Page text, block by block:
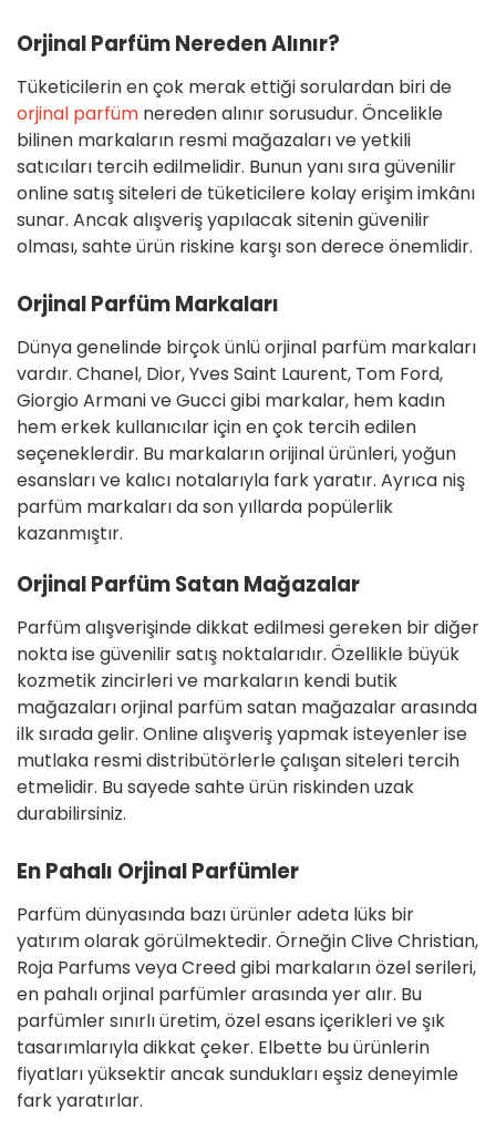
Orjinal Parfüm Nereden Alınır?
Tüketicilerin en çok merak ettiği sorulardan biri de
orjinal parfüm nereden alınır sorusudur. Öncelikle
bilinen markaların resmi mağazaları ve yetkili
satıcıları tercih edilmelidir. Bunun yanı sıra güvenilir
online satış siteleri de tüketicilere kolay erişim imkânı
sunar. Ancak alışveriş yapılacak sitenin güvenilir
olması, sahte ürün riskine karşı son derece önemlidir.
Orjinal Parfüm Markaları
Dünya genelinde birçok ünlü orjinal parfüm markaları
vardır. Chanel, Dior, Yves Saint Laurent, Tom Ford,
Giorgio Armani ve Gucci gibi markalar, hem kadın
hem erkek kullanıcılar için en çok tercih edilen
seçeneklerdir. Bu markaların orijinal ürünleri, yoğun
esansları ve kalıcı notalarıyla fark yaratır. Ayrıca niş
parfüm markaları da son yıllarda popülerlik
kazanmıştır.
Orjinal Parfüm Satan Mağazalar
Parfüm alışverişinde dikkat edilmesi gereken bir diğer
nokta ise güvenilir satış noktalarıdır. Özellikle büyük
kozmetik zincirleri ve markaların kendi butik
mağazaları orjinal parfüm satan mağazalar arasında
ilk sırada gelir. Online alışveriş yapmak isteyenler ise
mutlaka resmi distribütörlerle çalışan siteleri tercih
etmelidir. Bu sayede sahte ürün riskinden uzak
durabilirsiniz.
En Pahalı Orjinal Parfümler
Parfüm dünyasında bazı ürünler adeta lüks bir
yatırım olarak görülmektedir. Örneğin Clive Christian,
Roja Parfums veya Creed gibi markaların özel serileri,
en pahalı orjinal parfümler arasında yer alır. Bu
parfümler sınırlı üretim, özel esans içerikleri ve şık
tasarımlarıyla dikkat çeker. Elbette bu ürünlerin
fiyatları yüksektir ancak sundukları eşsiz deneyimle
fark yaratırlar.